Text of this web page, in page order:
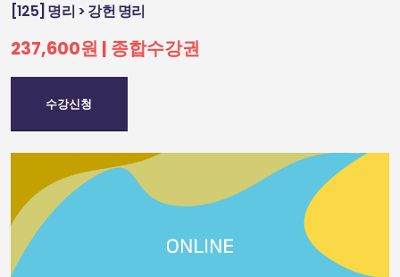
[125] 명리 > 강헌 명리
237,600원 | 종합수강권
수강신청